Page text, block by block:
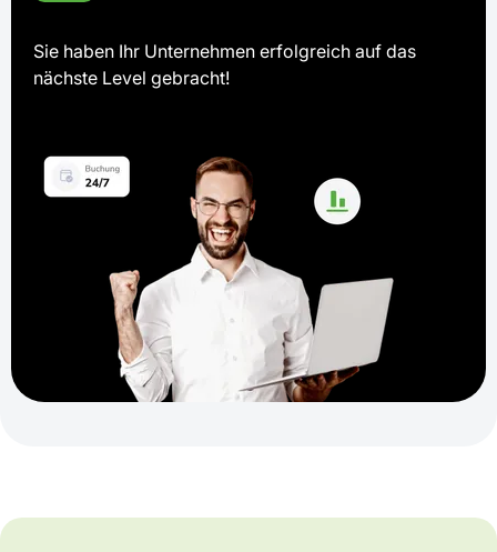
Sie haben Ihr Unternehmen erfolgreich auf das
nächste Level gebracht!